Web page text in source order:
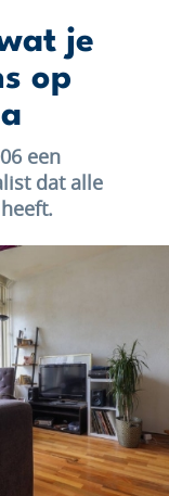
je
op
een
dat alle